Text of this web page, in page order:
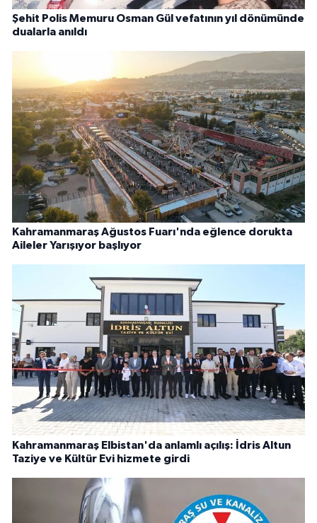
Şehit Polis Memuru Osman Gül vefatının yıl dönümünde
dualarla anıldı
Kahramanmaraş Ağustos Fuarı'nda eğlence dorukta
Aileler Yarışıyor başlıyor
Kahramanmaraş Elbistan'da anlamlı açılış: İdris Altun
Taziye ve Kültür Evi hizmete girdi